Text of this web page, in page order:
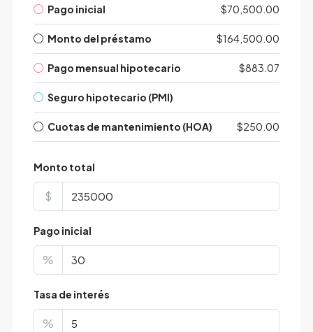
Pago inicial $70,500.00
Monto del préstamo $164,500.00
Pago mensual hipotecario $883.07
Seguro hipotecario (PMI)
Cuotas de mantenimiento (HOA) $250.00
Monto total
$
Pago inicial
%
Tasa de interés
%